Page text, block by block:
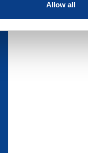
Allow all